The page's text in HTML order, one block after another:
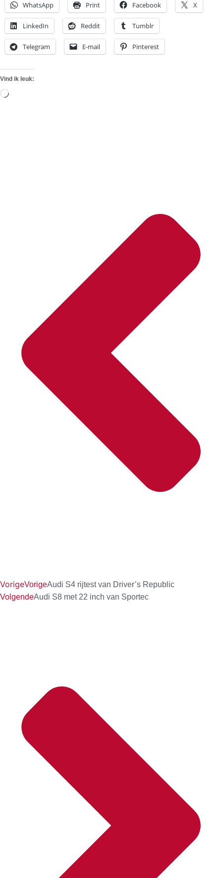
WhatsApp Print Facebook X
LinkedIn Reddit Tumblr
Telegram E-mail Pinterest
Vind ik leuk:
Aan
VorigeVorigeAudi S4 rijtest van Driver’s Republic
VolgendeAudi S8 met 22 inch van Sportec